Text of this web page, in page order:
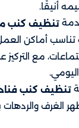
أنيقًا.
تنظيف كنب
تناسب أماكن
مع التركيز
اليومي.
تنظيف كنب
الغرف